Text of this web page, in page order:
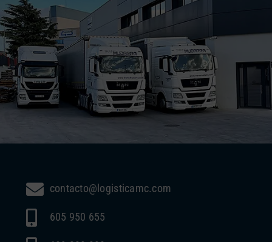
contacto@logisticamc.com
605 950 655